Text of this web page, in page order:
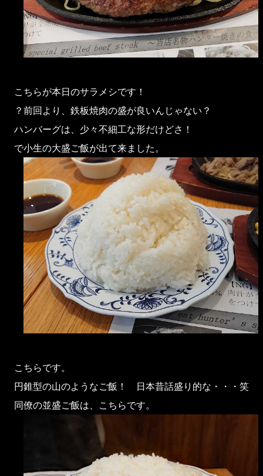
こちらが本日のサラメシです！
？前回より、鉄板焼肉の盛が良いんじゃない？
ハンバーグは、少々不細工な形だけどさ！
で小生の大盛ご飯が出て来ました。
こちらです。
円錐型の山のようなご飯！ 日本昔話盛り的な・・・笑
同僚の並盛ご飯は、こちらです。